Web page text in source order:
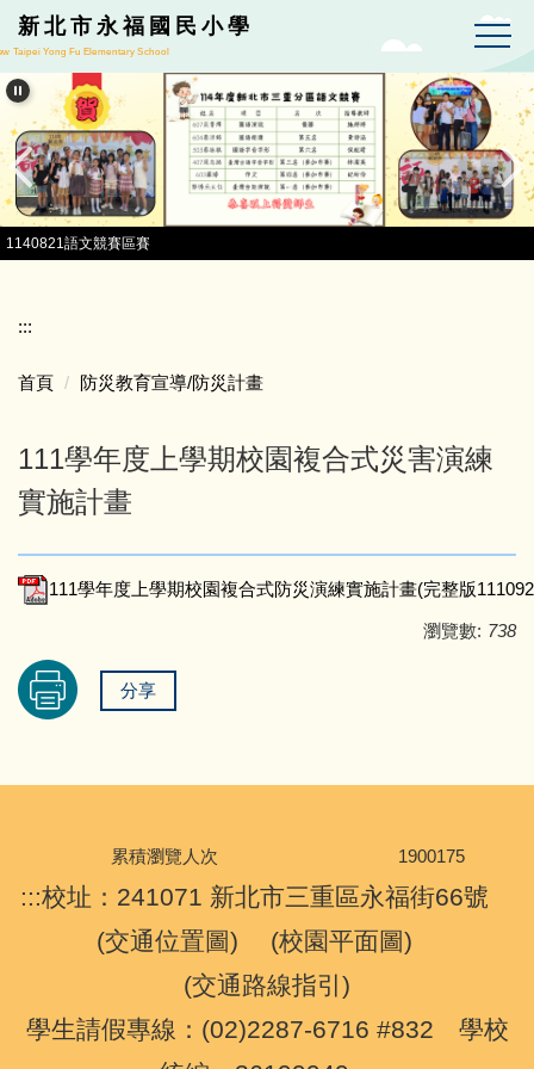
跳到主要內容區
新北市永福國民小學
Taipei Yong Fu Elementary School
1140821語文競賽區賽
:::
首頁 防災教育宣導/防災計畫
111學年度上學期校園複合式災害演練
實施計畫
111學年度上學期校園複合式防災演練實施計畫(完整版
瀏覽數: 738
分享
累積瀏覽人次 1900175
:::校址：241071 新北市三重區永福街66號
(交通位置圖) (校園平面圖)
(交通路線指引 )
學生請假專線：(02)2287-6716 #832 學校